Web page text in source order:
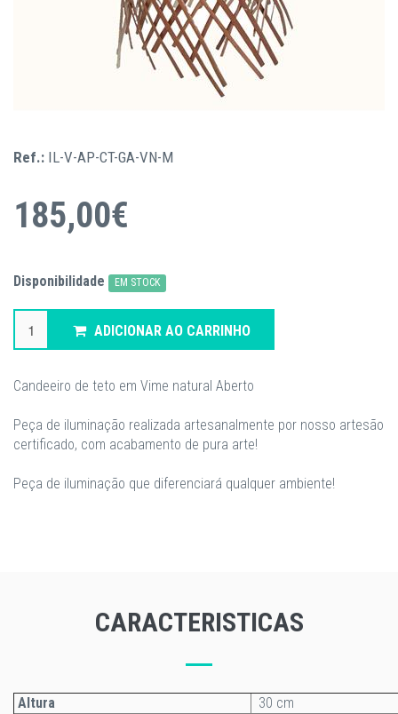
Ref.: IL-V-AP-CT-GA-VN-M
185,00€
Disponibilidade EM STOCK
ADICIONAR AO CARRINHO
Candeeiro de teto em Vime natural Aberto
Peça de iluminação realizada artesanalmente por nosso artesão
certificado, com acabamento de pura arte!
Peça de iluminação que diferenciará qualquer ambiente!
CARACTERISTICAS
Altura
30 cm